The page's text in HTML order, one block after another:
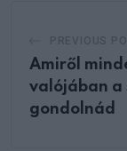
Amiről
valójában a
gondolnád